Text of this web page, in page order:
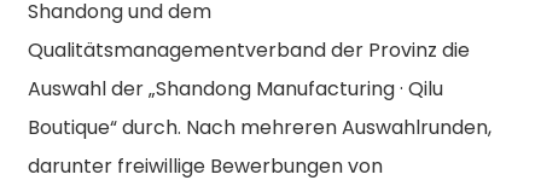
Shandong und dem
Qualitätsmanagementverband der Provinz die
Auswahl der „Shandong Manufacturing · Qilu
Boutique“ durch. Nach mehreren Auswahlrunden,
darunter freiwillige Bewerbungen von